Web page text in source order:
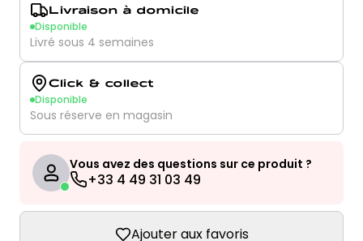
Livraison à domicile
Disponible
Livré sous 4 semaines
Click & collect
Disponible
Sous réserve en magasin
Vous avez des questions sur ce produit ?
+33 4 49 31 03 49
Ajouter aux favoris